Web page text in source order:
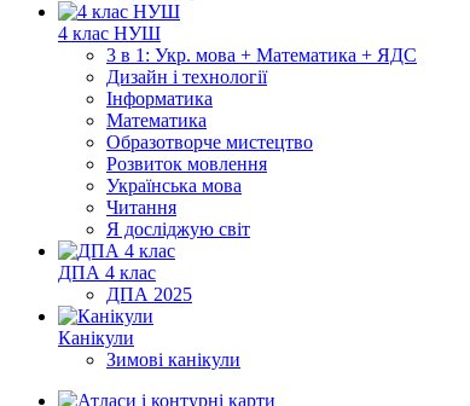
4 клас НУШ
3 в 1: Укр. мова + Математика + ЯДС
Дизайн і технології
Інформатика
Математика
Образотворче мистецтво
Розвиток мовлення
Українська мова
Читання
Я досліджую світ
ДПА 4 клас
ДПА 2025
Канікули
Зимові канікули